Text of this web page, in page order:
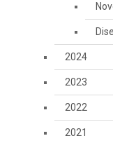
2024
2023
2022
2021